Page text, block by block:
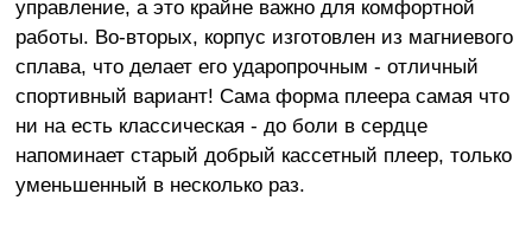
управление, а это крайне важно для комфортной
работы. Во-вторых, корпус изготовлен из магниевого
сплава, что делает его ударопрочным - отличный
спортивный вариант! Сама форма плеера самая что
ни на есть классическая - до боли в сердце
напоминает старый добрый кассетный плеер, только
уменьшенный в несколько раз.